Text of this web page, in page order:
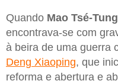
Quando Mao Tsé-Tung
encontrava-se com
à beira de uma guerra
Deng Xiaoping, que
reforma e abertura e